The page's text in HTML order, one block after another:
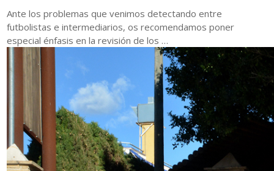
Ante los problemas que venimos detectando entre
futbolistas e intermediarios, os recomendamos poner
especial énfasis en la revisión de los …